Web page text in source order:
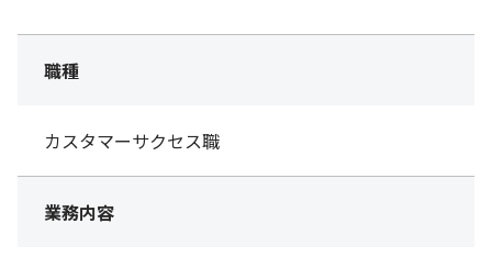
職種
カスタマーサクセス職
業務内容